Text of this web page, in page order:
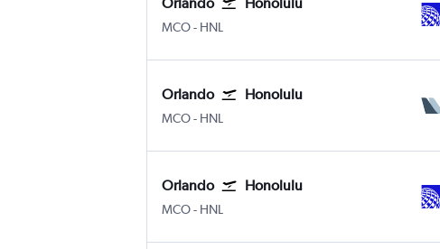
MCOInternacional de Orlando
- HNL Honolulu Internacional Daniel K. Inouye
Orlando Honolulu
MCOInternacional de Orlando
- HNL Honolulu Internacional Daniel K. Inouye
Orlando Honolulu
MCOInternacional de Orlando
- HNL Honolulu Internacional Daniel K. Inouye